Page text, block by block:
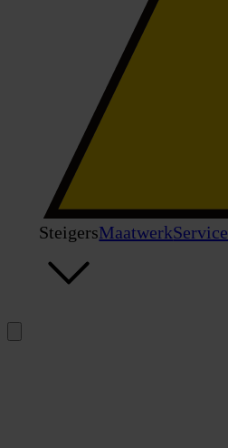
SteigersMaatwerkService